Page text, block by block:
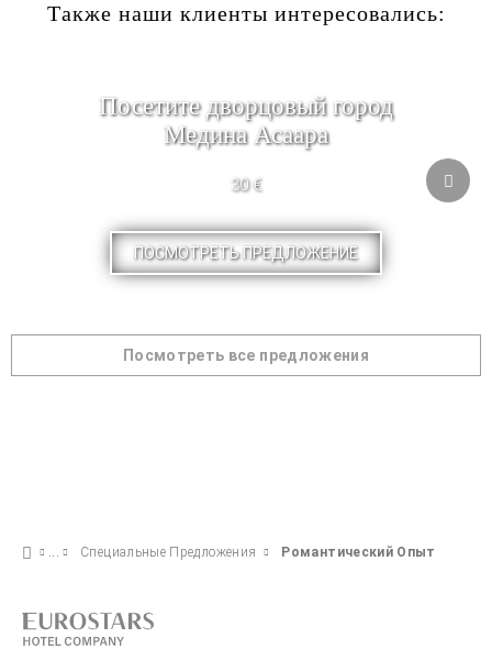
Также наши клиенты интересовались:
Посетите дворцовый город
Медина Асаара
30 €
ПОСМОТРЕТЬ ПРЕДЛОЖЕНИЕ
Посмотреть все предложения
Специальные Предложения Pомантический Опыт